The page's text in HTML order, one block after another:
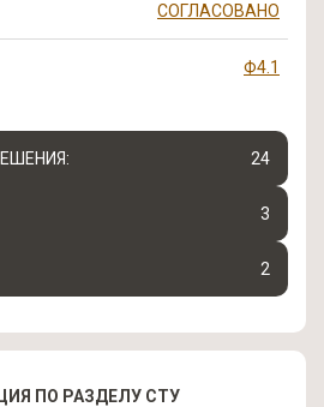
СОГЛАСОВАНО
Ф4.1
24
3
2
ПО РАЗДЕЛУ СТУ